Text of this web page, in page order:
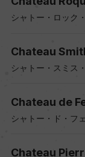
シャトー・ロック
Chateau
シャトー・スミス
Chateau de
シャトー・ド・フ
Chateau